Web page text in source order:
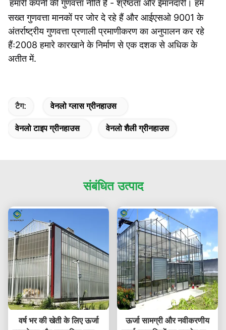
हमारी कंपनी की गुणवत्ता नीति है - श्रेष्ठता और ईमानदारी। हम
सख्त गुणवत्ता मानकों पर जोर दे रहे हैं और आईएसओ 9001 के
अंतर्राष्ट्रीय गुणवत्ता प्रणाली प्रमाणीकरण का अनुपालन कर रहे
हैंः2008 हमारे कारखाने के निर्माण से एक दशक से अधिक के
अतीत में.
टैग: वेनलो ग्लास ग्रीनहाउस
वेनलो टाइप ग्रीनहाउस वेनलो शैली ग्रीनहाउस
संबंधित उत्पाद
वर्ष भर की खेती के लिए ऊर्जा
ऊर्जा सामग्री और नवीकरणीय